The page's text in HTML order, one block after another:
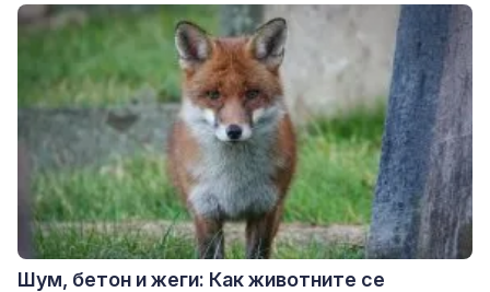
Шум, бетон и жеги: Как животните се